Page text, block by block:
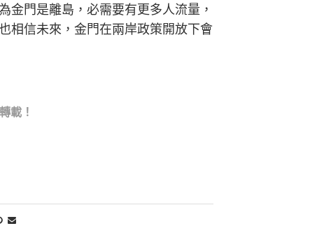
金門是離島，必需要有更多人流量，
相信未來，金門在兩岸政策開放下會
載！